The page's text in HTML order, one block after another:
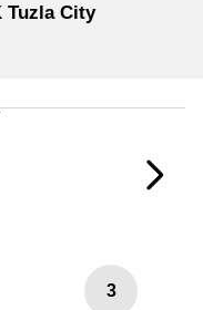
Tuzla City
3